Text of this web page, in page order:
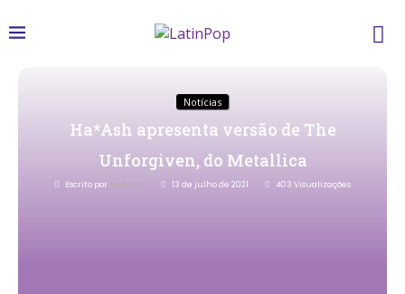
Notícias
Ha*Ash apresenta versão de The
Unforgiven, do Metallica
Escrito por Redacao 13 de julho de 2021 403 Visualizações